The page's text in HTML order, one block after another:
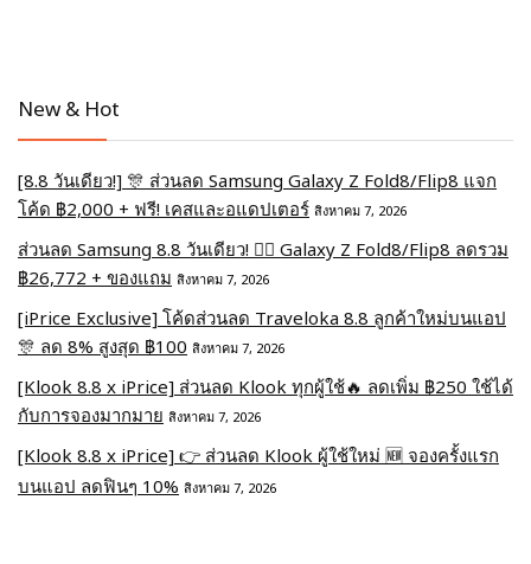
New & Hot
[8.8 วันเดียว!] 🎊 ส่วนลด Samsung Galaxy Z Fold8/Flip8 แจก
โค้ด ฿2,000 + ฟรี! เคสและอแดปเตอร์ สิงหาคม 7, 2026
ส่วนลด Samsung 8.8 วันเดียว! ❤️‍🔥 Galaxy Z Fold8/Flip8 ลดรวม
฿26,772 + ของแถม สิงหาคม 7, 2026
[iPrice Exclusive] โค้ดส่วนลด Traveloka 8.8 ลูกค้าใหม่บนแอป
🎊 ลด 8% สูงสุด​ ฿100 สิงหาคม 7, 2026
[Klook 8.8 x iPrice] ส่วนลด Klook ทุกผู้ใช้🔥 ลดเพิ่ม ฿250 ใช้ได้
กับการจองมากมาย สิงหาคม 7, 2026
[Klook 8.8 x iPrice] 👉 ส่วนลด Klook ผู้ใช้ใหม่ 🆕 จองครั้งแรก
บนแอป ลดฟินๆ 10% สิงหาคม 7, 2026